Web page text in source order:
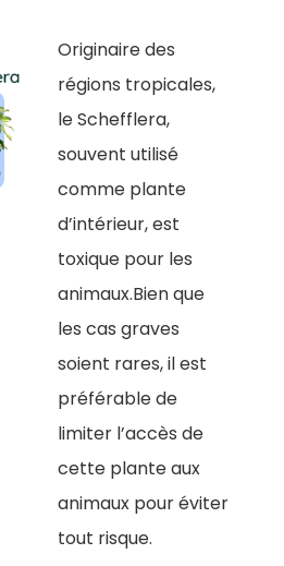
Originaire des
régions tropicales,
le Schefflera,
souvent utilisé
comme plante
d’intérieur, est
toxique pour les
animaux.Bien que
les cas graves
soient rares, il est
préférable de
limiter l’accès de
cette plante aux
animaux pour éviter
tout risque.